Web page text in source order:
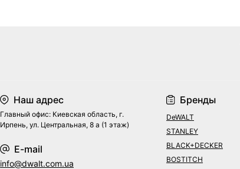
Наш адрес
Главный офис: Киевская область, г.
Ирпень, ул. Центральная, 8 а (1 этаж)
E-mail
info@dwalt.com.ua
Бренды
DeWALT
STANLEY
BLACK+DECKER
BOSTITCH